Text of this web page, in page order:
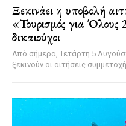
Ξεκινάει η υποβολή
«Τουρισμός για Όλους
δικαιούχοι
Από σήμερα, Τετάρτη 5
ξεκινούν οι αιτήσεις